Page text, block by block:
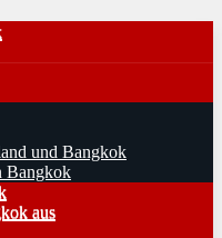
und Bangkok
Bangkok
aus